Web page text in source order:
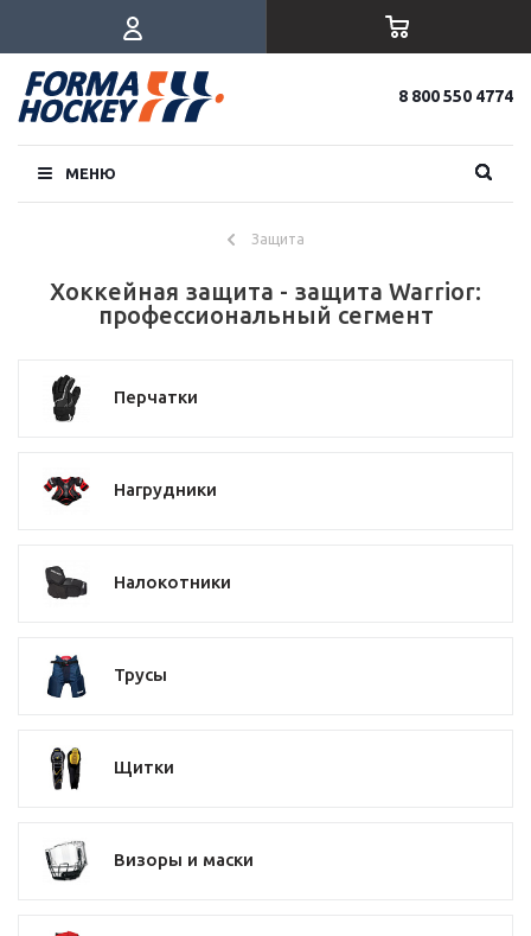
8 800 550 4774
МЕНЮ
Защита
Хоккейная защита - защита Warrior:
профессиональный сегмент
Перчатки
Нагрудники
Налокотники
Трусы
Щитки
Визоры и маски